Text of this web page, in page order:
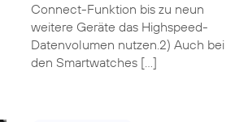
Connect-Funktion bis zu neun
weitere Geräte das Highspeed-
Datenvolumen nutzen.2) Auch bei
den Smartwatches […]